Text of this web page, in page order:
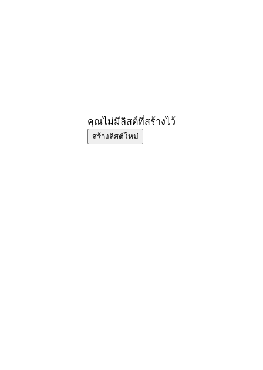
คุณไม่มีลิสต์ที่สร้างไว้
สร้างลิสต์ใหม่